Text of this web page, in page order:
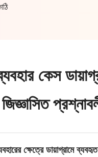
কেস
ক্ষেত্রে ডায়াগ্রামে